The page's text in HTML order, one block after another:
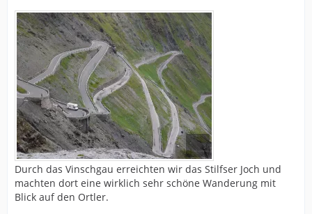
Durch das Vinschgau erreichten wir das Stilfser Joch und
machten dort eine wirklich sehr schöne Wanderung mit
Blick auf den Ortler.